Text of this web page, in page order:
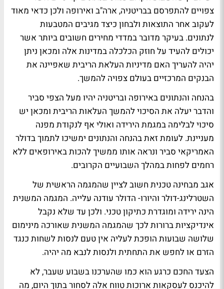
צפויים להתפרסם בבריטניה, ארה"ב ואירופה ולכן כדאי מאוד
לעקוב אחר התוצאות ולבחון כיצד מגיבים המטבעות
לנתונים. בעיקר מדובר במדדי מחירים חשובים ביותר אשר
יכולים להעיד על חוזק הכלכלה במדינות אלה ומכאן ניתן
יהיה להעריך האם מדיניות העלאת הריבית שאפיינה את
הבנקים המרכזיים בעולם צפויה להמשך.
בהנחה והנתונים באירופה ובריטניה יהיו מעל הצפי סביר
והדבר יעלה את הסיכוי להמשך העלאות הריבית ומכאן יש
סיכוי לבלימה במגמת הירידה ואולי אף לנקודת מפנה
מעניינת. לעומת זאת בהנחה והנתונים ימשיכו לתמוך בדולר
האמריקאי סביר ונראה אותו ממשיך להכות באירופאים ללא
רחמים לפחות במהלך השבועיים הקרובים.
אגב מבחינה טכנית חשוב לציין שהמגמה הראשית של
השטרלינג-דולר והיורו- הדולר עודנה עלייה. המגמה המשנית
הינה ירידה ומוגדרת כתיקון טכני. ולכן עד שלא נקבל
אינדיקציות ברורות לכך שהמגמה המשנית שאורכה מינימום
שלושה שבועות הופכת לעליה אין טעם לנסות לשחות כנגד
הזרם או לחפש את התחתית ולנסות לנבא מה יהיה.
הצעד החכם כרגע הוא כמו שהערכנו בשבוע שעבר, לא
להיכנס לעסקאות ארוכות טווח אלה לסחור בתוך היום, מה